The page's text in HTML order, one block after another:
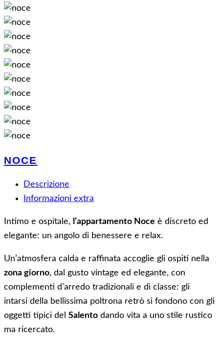
NOCE
Descrizione
Informazioni extra
Intimo e ospitale, l’appartamento Noce è discreto ed
elegante: un angolo di benessere e relax.
Un’atmosfera calda e raffinata accoglie gli ospiti nella
zona giorno, dal gusto vintage ed elegante, con
complementi d’arredo tradizionali e di classe: gli
intarsi della bellissima poltrona retrò si fondono con gli
oggetti tipici del Salento dando vita a uno stile rustico
ma ricercato.